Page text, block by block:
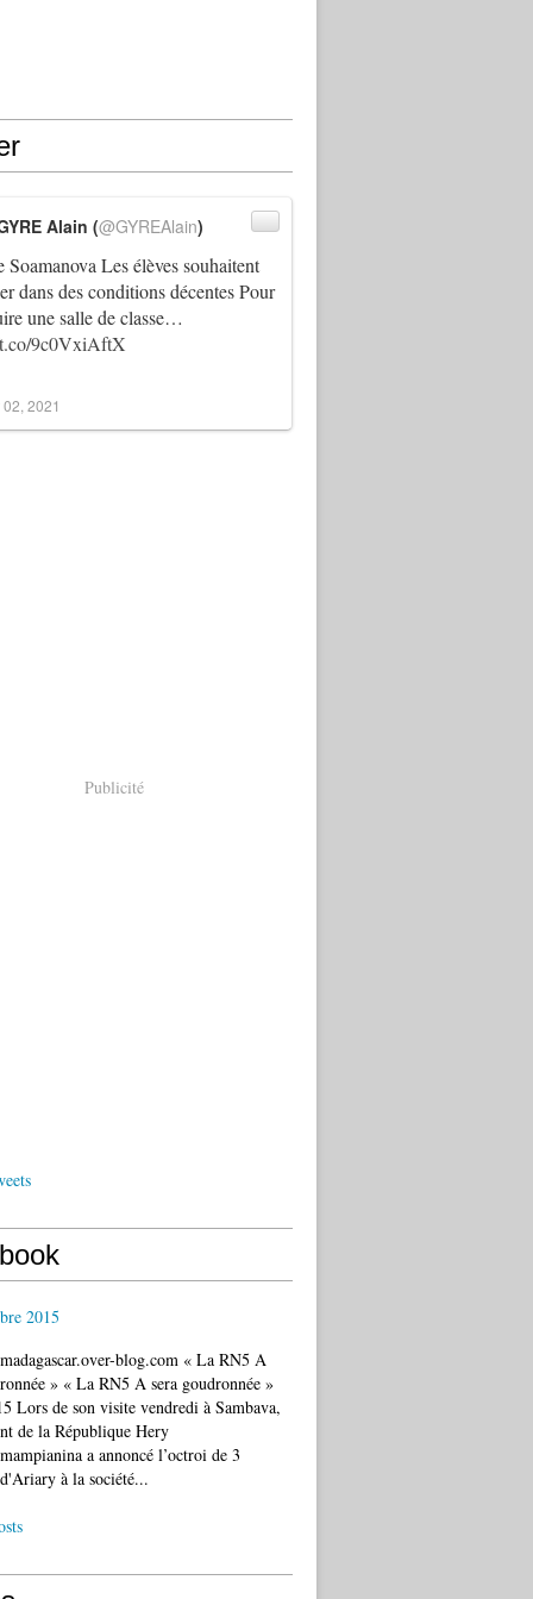
Soamanova Les élèves souhaitent
dans des conditions décentes Pour
une salle de classe…
9c0VxiAftX
Alain (@GYREAlain)
2021
Publicité
2015
blog.com « La RN5 A
» « La RN5 A sera goudronnée »
Lors de son visite vendredi à Sambava,
de la République Hery
a annoncé l’octroi de 3
à la société...